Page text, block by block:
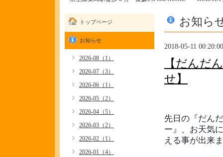
お知ら
2018-05-11 00:20:00
【だんだ
せ】
先日の『だん
ー』、お天気
える事が出来
トップページ
お知らせ
2026-08（1）
2026-07（3）
2026-06（1）
2026-05（2）
2026-04（5）
2026-03（2）
2026-02（1）
2026-01（4）